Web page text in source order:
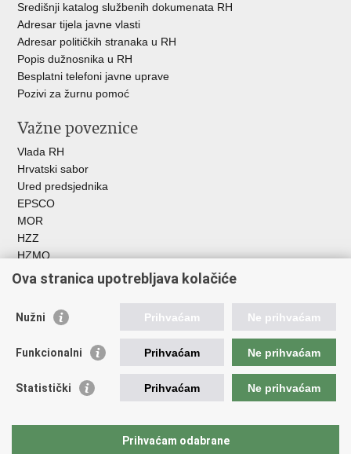
Središnji katalog službenih dokumenata RH
Adresar tijela javne vlasti
Adresar političkih stranaka u RH
Popis dužnosnika u RH
Besplatni telefoni javne uprave
Pozivi za žurnu pomoć
Važne poveznice
Vlada RH
Hrvatski sabor
Ured predsjednika
EPSCO
MOR
HZZ
HZMO
REGOS
Hrvatski zavod za socijalni rad
Akademija socijalne skrbi - ASOSK
Obiteljski centar
AORT
FEAD
HR PRES 2020
Ova stranica upotrebljava kolačiće
Nužni Prihvaćam Ne prihvaćam
Funkcionalni Prihvaćam Ne prihvaćam
Statistički Prihvaćam Ne prihvaćam
Prihvaćam odabrane